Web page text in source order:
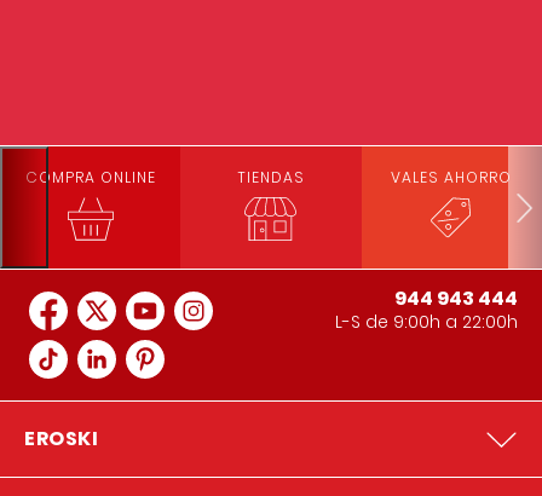
COMPRA ONLINE TIENDAS VALES AHORRO
944 943 444
L-S de 9:00h a 22:00h
EROSKI